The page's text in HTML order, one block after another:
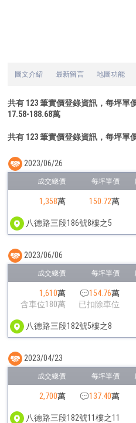
圖文介紹 最新留言 地圖功能
共有 123筆實價登錄資訊，每坪單
17.58-188.68萬
共有 123 筆實價登錄資訊，每坪單
1,358萬 150.72萬
八德路三段186號8樓之5
2023/06/26
1,610萬
含車位180萬
154.76萬
已扣除車位
八德路三段182號5樓之8
2023/06/06
2,700萬 137.40萬
八德路三段182號11樓之11
2023/04/23